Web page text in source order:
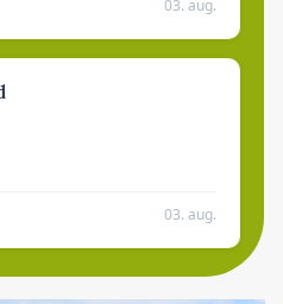
03. aug.
03. aug.